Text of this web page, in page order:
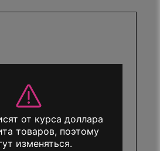
от курса доллара
товаров, поэтому
изменяться.